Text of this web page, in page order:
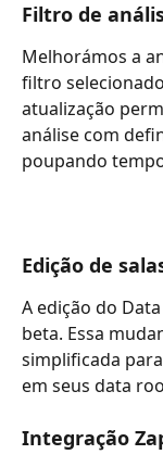
Filtro de
Melhorámos a
filtro
atualização
análise com
poupando
Edição de
A edição do
beta. Essa
simplificada
em seus data
Integração